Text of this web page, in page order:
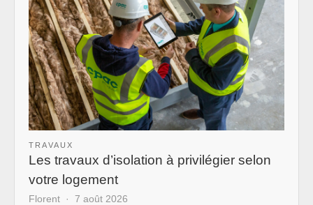
TRAVAUX
Les travaux d’isolation à privilégier selon
votre logement
Florent 7 août 2026